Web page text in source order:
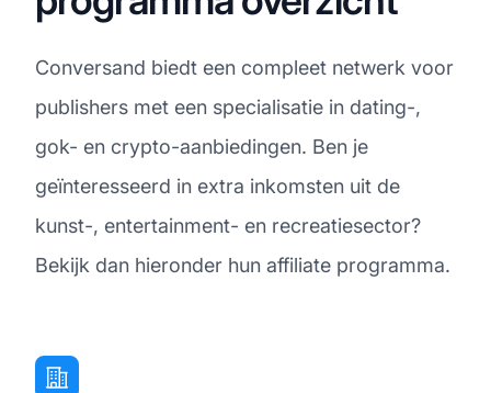
Conversand biedt een compleet netwerk voor
publishers met een specialisatie in dating-,
gok- en crypto-aanbiedingen. Ben je
geïnteresseerd in extra inkomsten uit de
kunst-, entertainment- en recreatiesector?
Bekijk dan hieronder hun affiliate programma.